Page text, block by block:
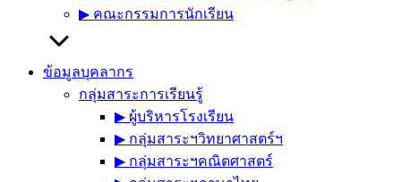
▶︎ คณะกรรมการนักเรียน
ข้อมูลบุคลากร
กลุ่มสาระการเรียนรู้
▶︎ ผู้บริหารโรงเรียน
▶︎ กลุ่มสาระฯวิทยาศาสตร์ฯ
▶︎ กลุ่มสาระฯคณิตศาสตร์